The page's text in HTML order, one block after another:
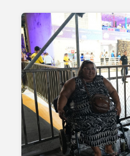
[]
Ir
para
o
Portal
de
Serviços
[]
Ir
para
a
lista